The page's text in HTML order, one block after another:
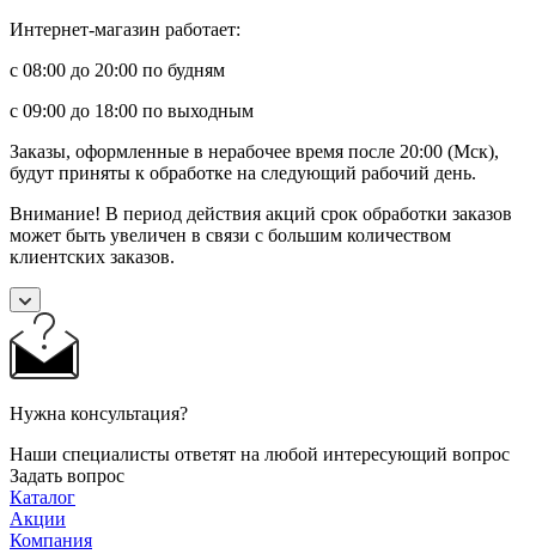
Интернет-магазин работает:
с 08:00 до 20:00 по будням
с 09:00 до 18:00 по выходным
Заказы, оформленные в нерабочее время после 20:00 (Мск),
будут приняты к обработке на следующий рабочий день.
Внимание! В период действия акций срок обработки заказов
может быть увеличен в связи с большим количеством
клиентских заказов.
Нужна консультация?
Наши специалисты ответят на любой интересующий вопрос
Задать вопрос
Каталог
Акции
Компания